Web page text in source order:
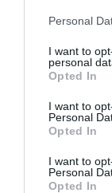
Personal
I want to
personal
Opted In
I want to
Personal
Opted In
I want to
Personal
Opted In